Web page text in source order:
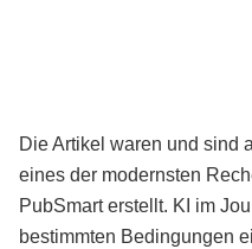
Die Artikel waren und sind
eines der modernsten
PubSmart erstellt. KI im
bestimmten Bedingungen